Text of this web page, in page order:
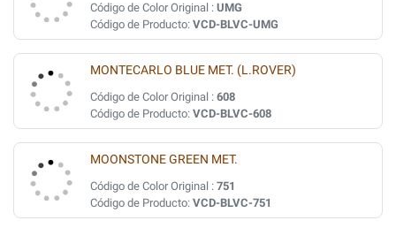
Código de Color Original : UMG
Código de Producto: VCD-BLVC-UMG
MONTECARLO BLUE MET. (L.ROVER)
Código de Color Original : 608
Código de Producto: VCD-BLVC-608
MOONSTONE GREEN MET.
Código de Color Original : 751
Código de Producto: VCD-BLVC-751